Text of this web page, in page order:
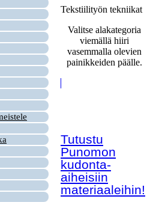
Tekstiilityön tekniikat
Valitse alakategoria
viemällä hiiri
vasemmalla olevien
painikkeiden päälle.
Tutustu
Punomon
kudonta-
aiheisiin
materiaaleihin!